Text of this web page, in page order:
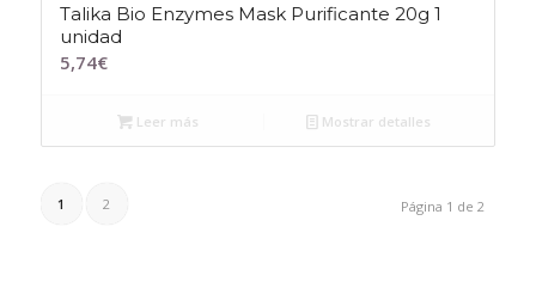
Talika Bio Enzymes Mask Purificante 20g 1
unidad
5,74€
Leer más Mostrar detalles
Página 1 de 2
1 2